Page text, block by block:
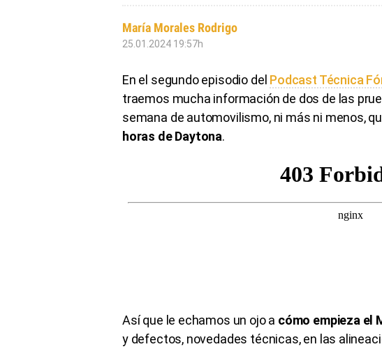
María Morales Rodrigo
25.01.2024 19:57h
En el segundo episodio del Podcast Técnica
traemos mucha información de dos de las
semana de automovilismo, ni más ni menos,
horas de Daytona.
Así que le echamos un ojo a cómo empieza el
y defectos, novedades técnicas, en las